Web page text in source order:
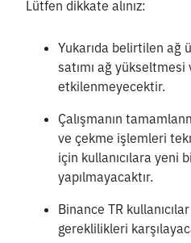
Lütfen dikkate alınız:
Yukarıda belirtilen ağ
satımı ağ
etkilenmeyecektir.
Çalışmanın
ve çekme işlemleri
için kullanıcılara yeni
yapılmayacaktır.
Binance TR
gereklilikleri